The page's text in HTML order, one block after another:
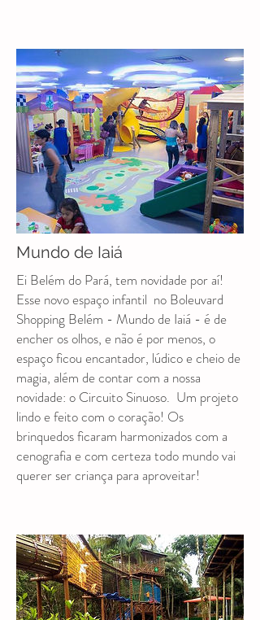
Mundo de Iaiá
Ei Belém do Pará, tem novidade por aí!
Esse novo espaço infantil no Boleuvard
Shopping Belém - Mundo de Iaiá - é de
encher os olhos, e não é por menos, o
espaço ficou encantador, lúdico e cheio de
magia, além de contar com a nossa
novidade: o Circuito Sinuoso. Um projeto
lindo e feito com o coração! Os
brinquedos ficaram harmonizados com a
cenografia e com certeza todo mundo vai
querer ser criança para aproveitar!